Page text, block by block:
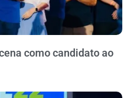
como candidato ao